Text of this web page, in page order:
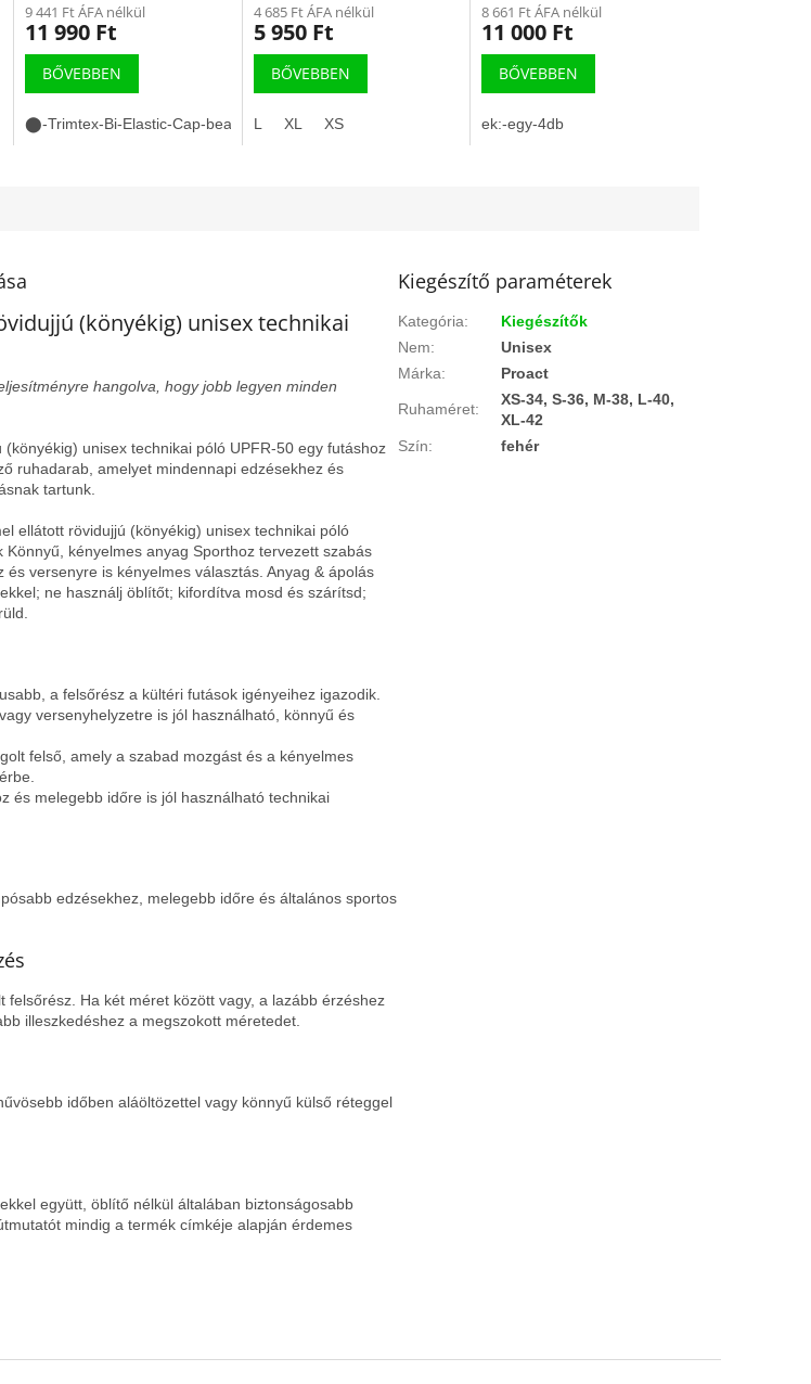
9 441 Ft ÁFA nélkül
11 990 Ft
BŐVEBBEN
⬤-Trimtex-Bi-Elastic-Cap-beanie-téli-futósapka
4 685 Ft ÁFA nélkül
5 950 Ft
BŐVEBBEN
L XL XS
8 661 Ft ÁFA nélkül
11 000 Ft
BŐVEBBEN
ek:-egy-4db
(könyékig) unisex technikai
hangolva, hogy jobb legyen minden
(könyékig) unisex technikai póló UPFR-50 egy futáshoz
ruhadarab, amelyet mindennapi edzésekhez és
tartunk.
ellátott rövidujjú (könyékig) unisex technikai póló
Könnyű, kényelmes anyag Sporthoz tervezett szabás
és versenyre is kényelmes választás. Anyag & ápolás
ne használj öblítőt; kifordítva mosd és szárítsd;
a felsőrész a kültéri futások igényeihez igazodik.
versenyhelyzetre is jól használható, könnyű és
felső, amely a szabad mozgást és a kényelmes
és melegebb időre is jól használható technikai
edzésekhez, melegebb időre és általános sportos
felsőrész. Ha két méret között vagy, a lazább érzéshez
illeszkedéshez a megszokott méretedet.
időben aláöltözettel vagy könnyű külső réteggel
együtt, öblítő nélkül általában biztonságosabb
mindig a termék címkéje alapján érdemes
Kiegészítő paraméterek
Kategória:
Kiegészítők
Nem:
Unisex
Márka: Proact
Ruhaméret:
XS-34, S-36, M-38, L-40,
XL-42
Szín: fehér